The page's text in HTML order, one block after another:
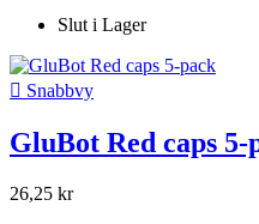
Slut i Lager
 Snabbvy
GluBot Red caps 5-
26,25 kr